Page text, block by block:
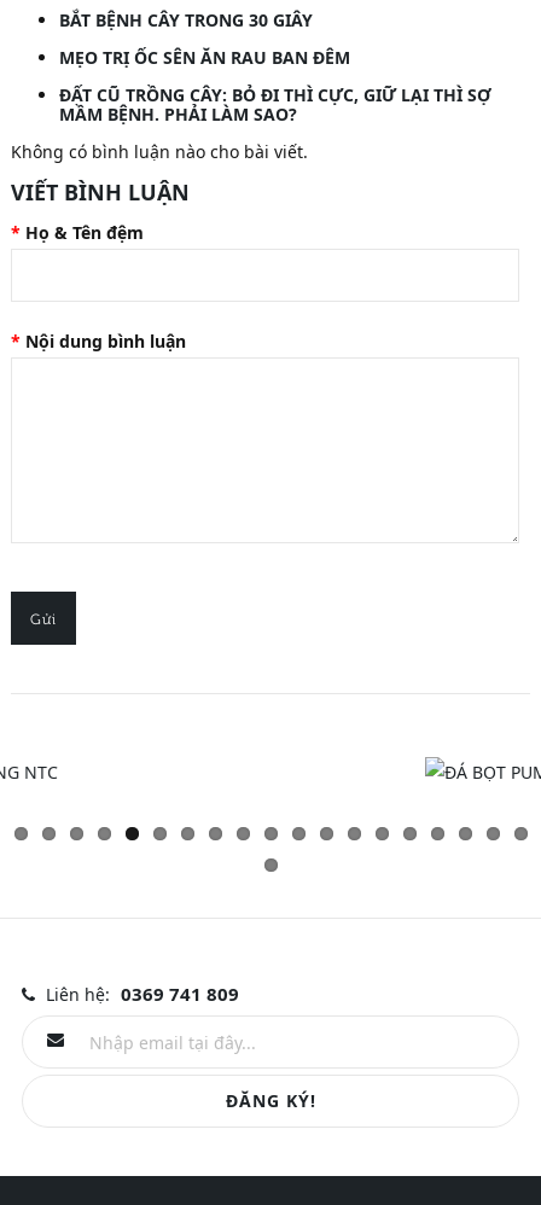
BẮT BỆNH CÂY TRONG 30 GIÂY
MẸO TRỊ ỐC SÊN ĂN RAU BAN ĐÊM
ĐẤT CŨ TRỒNG CÂY: BỎ ĐI THÌ CỰC, GIỮ LẠI THÌ SỢ
MẦM BỆNH. PHẢI LÀM SAO?
Không có bình luận nào cho bài viết.
VIẾT BÌNH LUẬN
Họ & Tên đệm
Nội dung bình luận
Gửi
Liên hệ: 0369 741 809
ĐĂNG KÝ!